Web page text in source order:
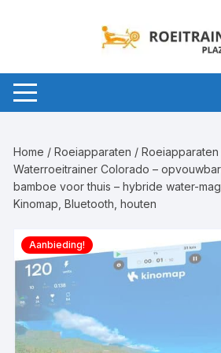
Home /Roeiapparaten /Roeiapparaten
Waterroeitrainer Colorado –
bamboe voor thuis – hybride water-
Kinomap, Bluetooth, houten
Aanbieding!